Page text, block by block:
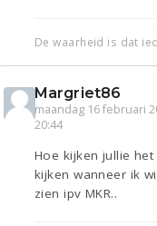
De waarheid is dat
Margriet86
maandag 16 februari
20:44
Hoe kijken jullie
kijken wanneer ik
zien ipv MKR..